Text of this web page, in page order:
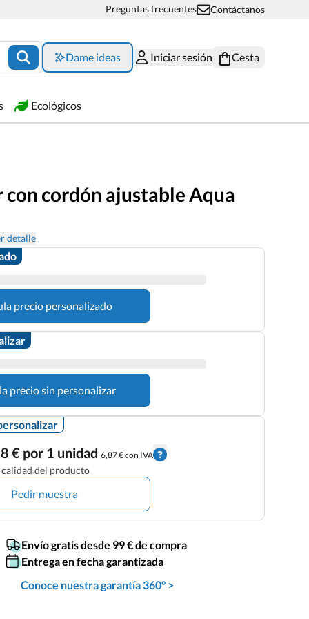
Preguntas frecuentes Contáctanos
Dame ideas Iniciar sesión Cesta
Ecológicos
con cordón ajustable Aqua
detalle
precio personalizado
precio sin personalizar
€ por 1 unidad 6,87 € con IVA
del producto
Pedir muestra
Envío gratis desde 99 € de compra
Entrega en fecha garantizada
Conoce nuestra garantía 360° >